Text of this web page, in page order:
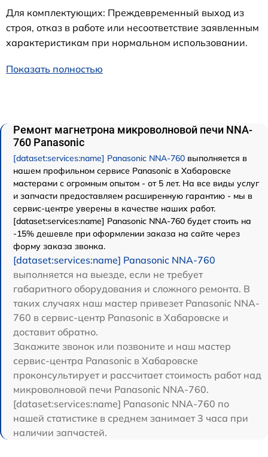
Для комплектующих: Преждевременный выход из
строя, отказ в работе или несоответствие заявленным
характеристикам при нормальном использовании.
Показать полностью
Ремонт магнетрона микроволновой печи NNA-
760 Panasonic
[dataset:services:name] Panasonic NNA-760 выполняется в
нашем профильном сервисе Panasonic в Хабаровске
мастерами с огромным опытом - от 5 лет. На все виды услуг
и запчасти предоставляем расширенную гарантию - мы в
сервис-центре уверены в качестве наших работ.
[dataset:services:name] Panasonic NNA-760 будет стоить на
-15% дешевле при оформлении заказа на сайте через
форму заказа звонка.
[dataset:services:name] Panasonic NNA-760
выполняется на выезде, если не требует
габаритного оборудования и сложного ремонта. В
таких случаях наш мастер привезет Panasonic NNA-
760 в сервис-центр Panasonic в Хабаровске и
доставит обратно.
Закажите звонок или позвоните и наш мастер
сервис-центра Panasonic в Хабаровске
проконсультирует и рассчитает стоимость работ над
микроволновой печи Panasonic NNA-760.
[dataset:services:name] Panasonic NNA-760 по
нашей статистике в среднем занимает 3 часа при
наличии запчастей.